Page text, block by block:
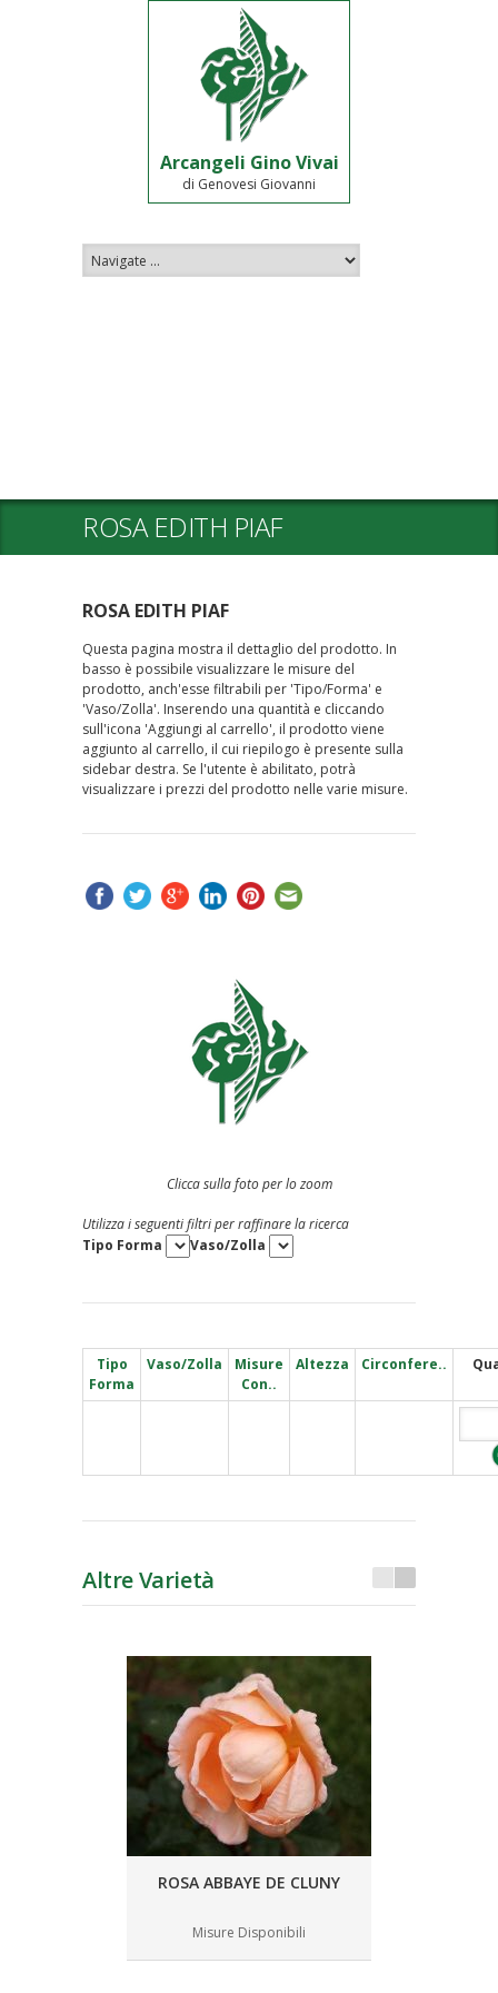
Arcangeli Gino Vivai
di Genovesi Giovanni
ROSA EDITH PIAF
ROSA EDITH PIAF
Questa pagina mostra il dettaglio del prodotto. In
basso è possibile visualizzare le misure del
prodotto, anch'esse filtrabili per 'Tipo/Forma' e
'Vaso/Zolla'. Inserendo una quantità e cliccando
sull'icona 'Aggiungi al carrello', il prodotto viene
aggiunto al carrello, il cui riepilogo è presente sulla
sidebar destra. Se l'utente è abilitato, potrà
visualizzare i prezzi del prodotto nelle varie misure.
Clicca sulla foto per lo zoom
Utilizza i seguenti filtri per raffinare la ricerca
Tipo Forma
Vaso/Zolla
Tipo
Forma
Vaso/Zolla
Misure
Con..
Altezza Circonfere..
Altre Varietà
ROSA ABBAYE DE CLUNY
Misure Disponibili